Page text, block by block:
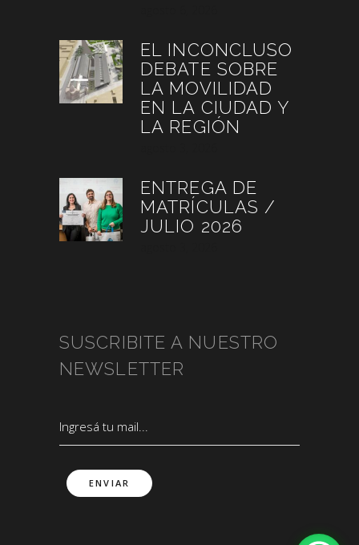
EL INCONCLUSO
DEBATE SOBRE
LA MOVILIDAD
EN LA CIUDAD Y
LA REGIÓN
ENTREGA DE
MATRÍCULAS /
JULIO 2026
SUSCRIBITE A NUESTRO
NEWSLETTER